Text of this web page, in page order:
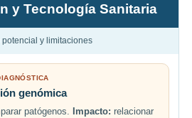
y Tecnología Sanitaria
y limitaciones
genómica
patógenos. Impacto: relacionar